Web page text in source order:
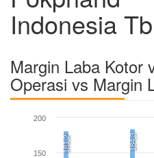
Indonesia
Margin Laba Kotor
Operasi vs Margin
181,2 184,3
150
200